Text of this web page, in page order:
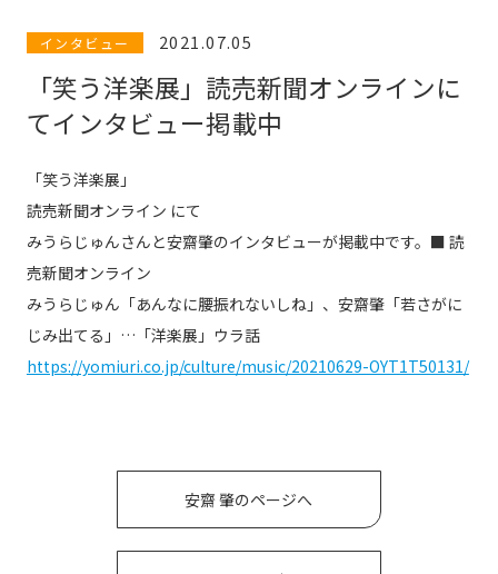
インタビュー 2021.07.05
「笑う洋楽展」読売新聞オンラインに
てインタビュー掲載中
「笑う洋楽展」
読売新聞オンライン にて
みうらじゅんさんと安齋肇のインタビューが掲載中です。■ 読
売新聞オンライン
みうらじゅん「あんなに腰振れないしね」、安齋肇「若さがに
じみ出てる」…「洋楽展」ウラ話
https://yomiuri.co.jp/culture/music/20210629-OYT1T50131/
安齋 肇のページへ